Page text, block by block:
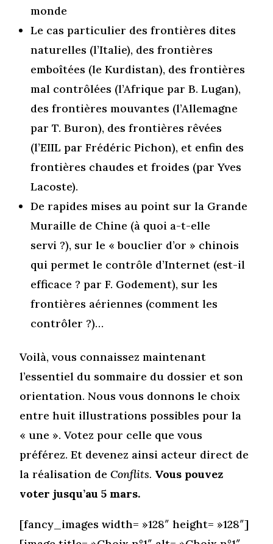
monde
Le cas particulier des frontières dites
naturelles (l’Italie), des frontières
emboîtées (le Kurdistan), des frontières
mal contrôlées (l’Afrique par B. Lugan),
des frontières mouvantes (l’Allemagne
par T. Buron), des frontières rêvées
(l’EIIL par Frédéric Pichon), et enfin des
frontières chaudes et froides (par Yves
Lacoste).
De rapides mises au point sur la Grande
Muraille de Chine (à quoi a-t-elle
servi ?), sur le « bouclier d’or » chinois
qui permet le contrôle d’Internet (est-il
efficace ? par F. Godement), sur les
frontières aériennes (comment les
contrôler ?)…
Voilà, vous connaissez maintenant
l’essentiel du sommaire du dossier et son
orientation. Nous vous donnons le choix
entre huit illustrations possibles pour la
« une ». Votez pour celle que vous
préférez. Et devenez ainsi acteur direct de
la réalisation deConflits. Vous pouvez
voter jusqu’au 5 mars.
[fancy_images width= »128″ height= »128″]